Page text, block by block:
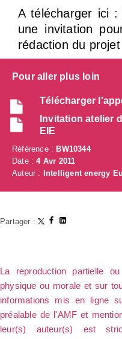
A télécharger ici
une invitation
rédaction du
Pour aller plus loin
Télécharger
Invitation atelier
EIE
Référence :BW10344
Date :4 Avr 2011
Auteur : Intelligent energy
Partager :
La reproduction partielle
physique ou morale et sur
informations mis en ligne
préalable de l'AMF et
leur(s) auteur(s) est